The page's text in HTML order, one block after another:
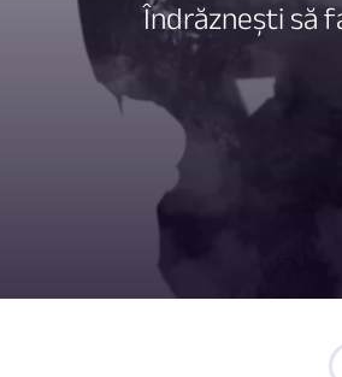
Îndrăznești să